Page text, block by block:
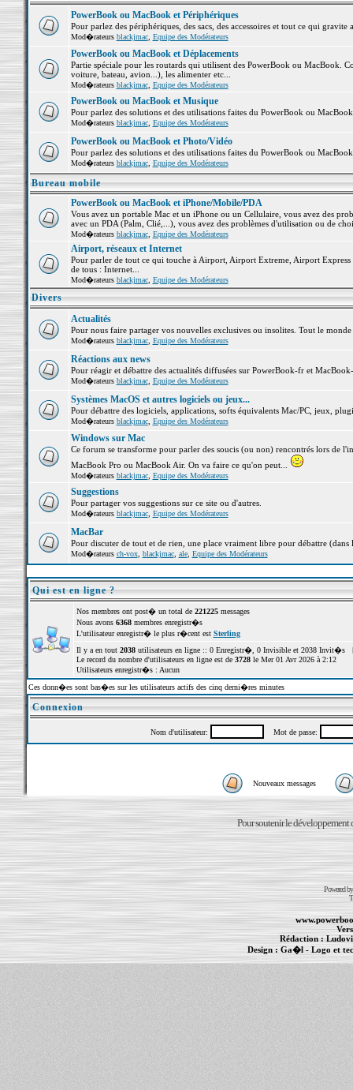
PowerBook ou MacBook et Périphériques
Pour parlez des périphériques, des sacs, des accessoires et tout ce qui
Mod�rateurs blackjmac, Equipe des Modérateurs
PowerBook ou MacBook et Déplacements
Partie spéciale pour les routards qui utilisent des PowerBook ou MacBook.
voiture, bateau, avion...), les alimenter etc...
Mod�rateurs blackjmac, Equipe des Modérateurs
PowerBook ou MacBook et Musique
Pour parlez des solutions et des utilisations faites du PowerBook ou
Mod�rateurs blackjmac, Equipe des Modérateurs
PowerBook ou MacBook et Photo/Vidéo
Pour parlez des solutions et des utilisations faites du PowerBook ou
Mod�rateurs blackjmac, Equipe des Modérateurs
Bureau mobile
PowerBook ou MacBook et iPhone/Mobile/PDA
Vous avez un portable Mac et un iPhone ou un Cellulaire, vous avez des
avec un PDA (Palm, Clié,...), vous avez des problèmes d'utilisation ou de
Mod�rateurs blackjmac, Equipe des Modérateurs
Airport, réseaux et Internet
Pour parler de tout ce qui touche à Airport, Airport Extreme, Airport
de tous : Internet...
Mod�rateurs blackjmac, Equipe des Modérateurs
Divers
Actualités
Pour nous faire partager vos nouvelles exclusives ou insolites. Tout le
Mod�rateurs blackjmac, Equipe des Modérateurs
Réactions aux news
Pour réagir et débattre des actualités diffusées sur PowerBook-fr et
Mod�rateurs blackjmac, Equipe des Modérateurs
Systèmes MacOS et autres logiciels ou jeux...
Pour débattre des logiciels, applications, softs équivalents Mac/PC, jeux,
Mod�rateurs blackjmac, Equipe des Modérateurs
Windows sur Mac
Ce forum se transforme pour parler des soucis (ou non) rencontrés lors de
MacBook Pro ou MacBook Air. On va faire ce qu'on peut...
Mod�rateurs blackjmac, Equipe des Modérateurs
Suggestions
Pour partager vos suggestions sur ce site ou d'autres.
Mod�rateurs blackjmac, Equipe des Modérateurs
MacBar
Pour discuter de tout et de rien, une place vraiment libre pour débattre (dans
Mod�rateurs ch-vox, blackjmac, ale, Equipe des Modérateurs
Qui est en ligne ?
Nos membres ont post� un total de 221225messages
Nous avons 6368membres enregistr�s
L'utilisateur enregistr� le plus r�cent est Sterling
Il y a en tout 2038utilisateurs en ligne :: 0 Enregistr�, 0 Invisible et 2038 Invit�s
Le record du nombre d'utilisateurs en ligne est de 3728le Mer 01 Avr 2026 à 2:12
Utilisateurs enregistr�s : Aucun
Ces donn�es sont bas�es sur les utilisateurs actifs des cinq derni�res minutes
Connexion
Nom d'utilisateur: Mot de passe:
Nouveaux messages
Pour soutenir le développement
Powered
Rédaction :
Design : Ga�l- Logo et